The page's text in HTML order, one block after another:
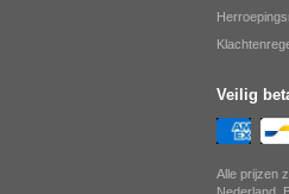
Veilig
Alle prijzen